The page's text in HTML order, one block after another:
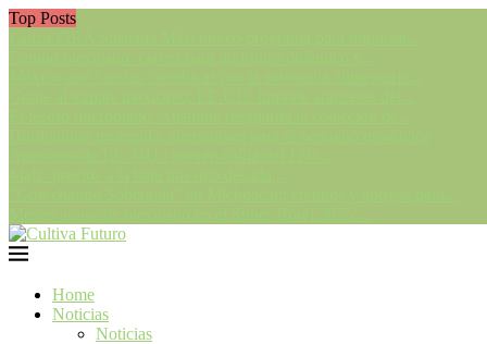
Top Posts
Home
Noticias
Noticias